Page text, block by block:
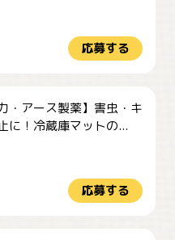
応募する
・アース製薬】害虫・キ
に！冷蔵庫マットの...
応募する